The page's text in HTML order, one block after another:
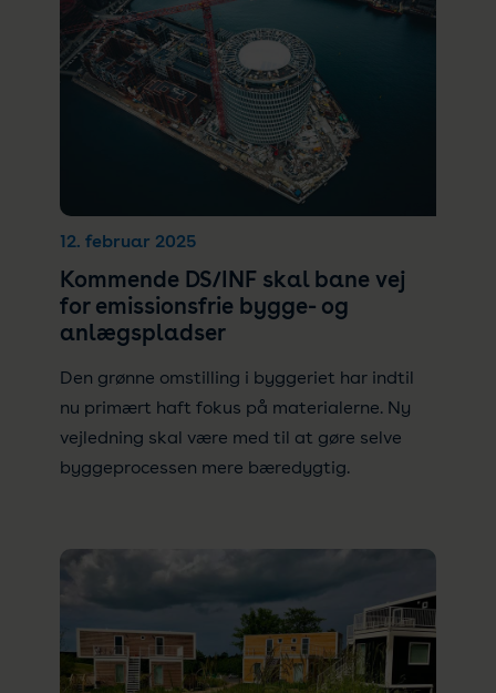
12. februar 2025
Kommende DS/INF skal bane vej
for emissionsfrie bygge- og
anlægspladser
Den grønne omstilling i byggeriet har indtil
nu primært haft fokus på materialerne. Ny
vejledning skal være med til at gøre selve
byggeprocessen mere bæredygtig.